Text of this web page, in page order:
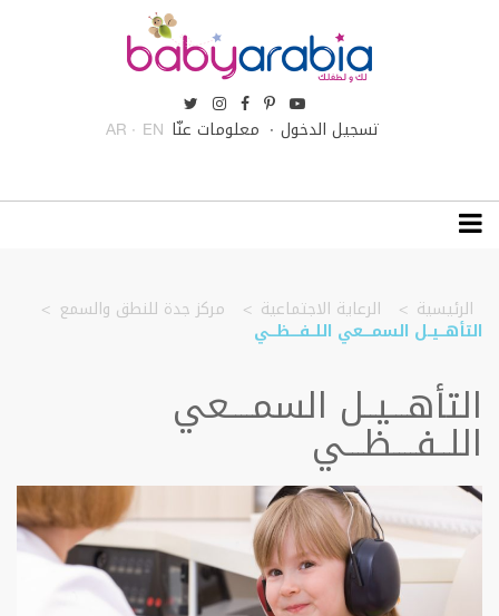
تسجيل الدخول معلومات عنّا EN
AR
الرئيسية الرعاية الاجتماعية مركز جدة للنطق والسمع
التأهـــيــل السمــــعي اللــفــــظـــي
التأهـــيــل السمــــعي
اللــفــــظـــي